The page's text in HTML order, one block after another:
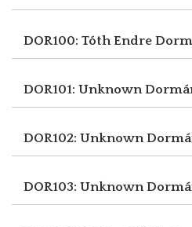
DOR100: Tóth Endre
DOR101: Unknown
DOR102: Unknown
DOR103: Unknown